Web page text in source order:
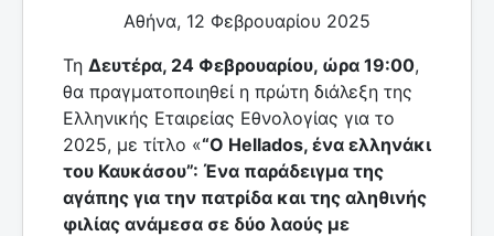
Αθήνα, 12 Φεβρουαρίου 2025
Τη Δευτέρα, 24 Φεβρουαρίου, ώρα 19:00,
θα πραγματοποιηθεί η πρώτη διάλεξη της
Ελληνικής Εταιρείας Εθνολογίας για το
2025, με τίτλο «“O Hellados, ένα ελληνάκι
του Καυκάσου”: Ένα παράδειγμα της
αγάπης για την πατρίδα και της αληθινής
φιλίας ανάμεσα σε δύο λαούς με